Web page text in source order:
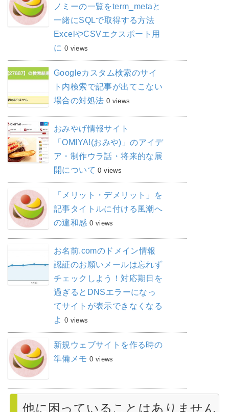
ノミーの一覧をterm_metaと
一緒にSQLで取得する方法
ExcelやCSVエクスポート用
に 0 views
Googleカスタム検索のサイ
ト内検索で記事が出てこない
場合の対処法 0 views
おみやげ情報サイト
「OMIYA!(おみや)」のアイデ
ア・制作ウラ話・将来的な展
開について 0 views
「メリット・デメリット」を
記事タイトルに付ける風潮へ
の違和感 0 views
お名前.comのドメイン情報
認証のお願いメールは忘れず
チェックしよう！対応期日を
過ぎるとDNSエラーになっ
てサイトが表示できなくなる
よ 0 views
新規ウェブサイトを作る時の
準備メモ 0 views
他に困っていることはありません